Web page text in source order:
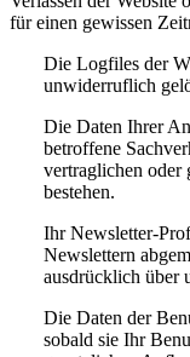
für einen gewissen
Die Logfiles der
unwiderruflich
Die Daten Ihrer
betroffene
vertraglichen oder
bestehen.
Ihr Newsletter-
Newslettern
ausdrücklich über
Die Daten der
sobald sie Ihr